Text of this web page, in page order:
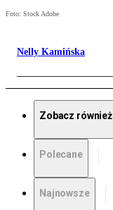
Foto: Stock Adobe
Nelly Kamińska
Zobacz również
Polecane
Najnowsze